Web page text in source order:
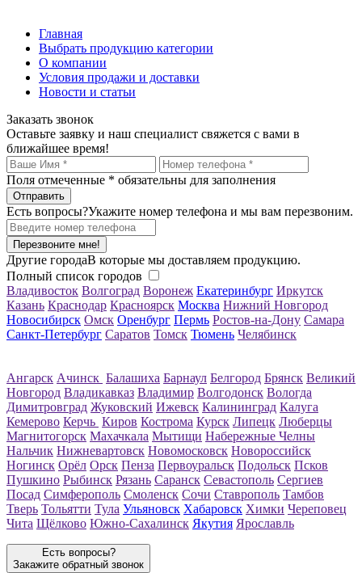
Главная
Выбрать продукцию категории
О компании
Условия продажи и доставки
Новости и статьи
Заказать звонок
Оставьте заявку и наш специалист свяжется с вами в
ближайшее время!
Поля отмеченные * обязательны для заполнения
Есть вопросы?Укажите номер телефона и мы вам перезвоним.
Перезвоните мне!
Другие городаВ которые мы доставляем продукцию.
Полный список городов
Владивосток Волгоград Воронеж Екатеринбург Иркутск
Казань Краснодар Красноярск Москва Нижний Новгород
Новосибирск Омск Оренбург Пермь Ростов-на-Дону Самара
Санкт-Петербург Саратов Томск Тюмень Челябинск
Ангарск Ачинск Балашиха Барнаул Белгород Брянск Великий
Новгород Владикавказ Владимир Волгодонск Вологда
Димитровград Жуковский Ижевск Калининград Калуга
Кемерово Керчь Киров Кострома Курск Липецк Люберцы
Магнитогорск Махачкала Мытищи Набережные Челны
Нальчик Нижневартовск Новомосковск Новороссийск
Ногинск Орёл Орск Пенза Первоуральск Подольск Псков
Пушкино Рыбинск Рязань Саранск Севастополь Сергиев
Посад Симферополь Смоленск Сочи Ставрополь Тамбов
Тверь Тольятти Тула Ульяновск Хабаровск Химки Череповец
Чита Щёлково Южно-Сахалинск Якутия Ярославль
Есть вопросы?
Закажите обратный звонок